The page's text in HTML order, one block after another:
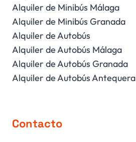
Alquiler de Minibús Málaga
Alquiler de Minibús Granada
Alquiler de Autobús
Alquiler de Autobús Málaga
Alquiler de Autobús Granada
Alquiler de Autobús Antequera
Contacto